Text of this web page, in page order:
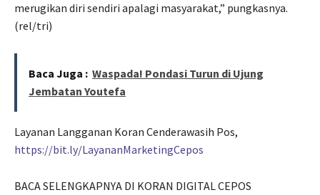
merugikan diri sendiri apalagi masyarakat,” pungkasnya.
(rel/tri)
Baca Juga : Waspada! Pondasi Turun di Ujung
Jembatan Youtefa
Layanan Langganan Koran Cenderawasih Pos,
https://bit.ly/LayananMarketingCepos
BACA SELENGKAPNYA DI KORAN DIGITAL CEPOS